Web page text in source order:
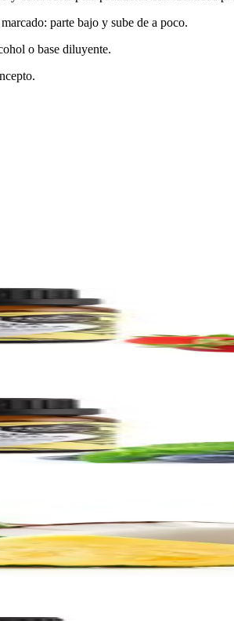
parte bajo y sube de a poco.
o base diluyente.